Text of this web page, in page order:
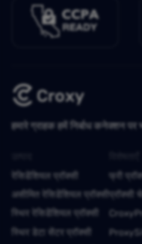
हमारे ग्राहक हमें निर्बाध कनेक्शन पर
रेसिडेंशियल प्रॉक्सी
असीमित रेसिडेंशियल प्रॉक्सी
स्थिर रेसिडेंशियल प्रॉक्सी
स्थिर डेटा सेंटर प्रॉक्सी
फ्री
प्रॉक्सी